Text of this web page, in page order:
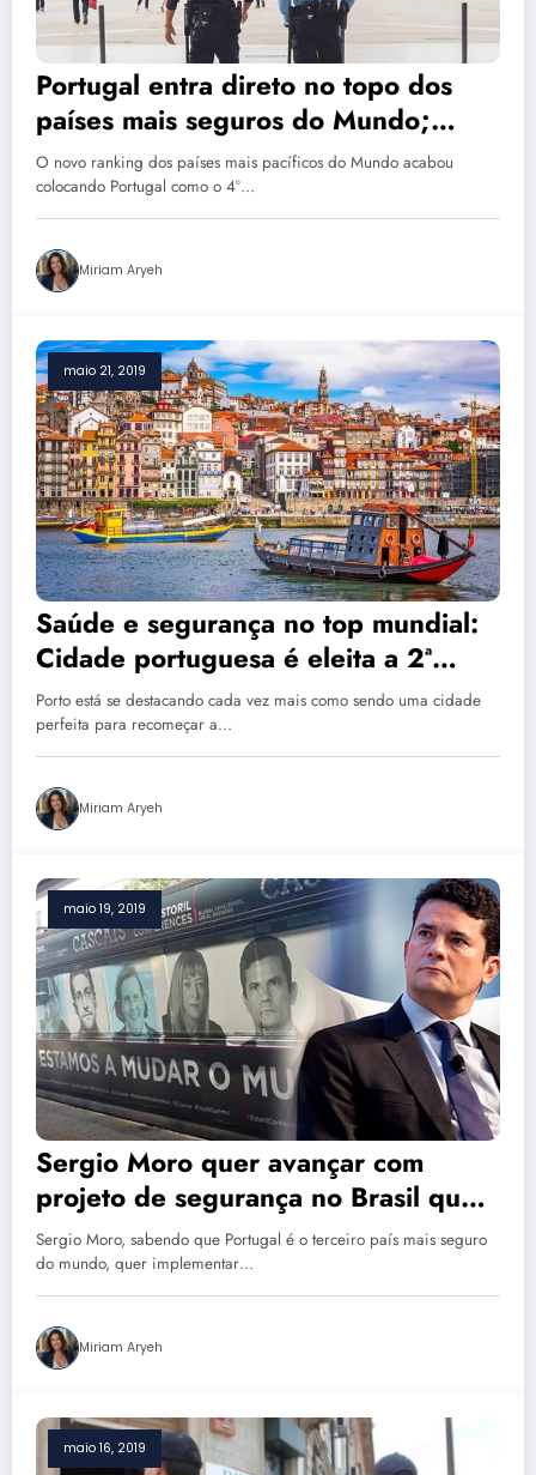
Portugal entra direto no topo dos
países mais seguros do Mundo;
entenda os motivos
O novo ranking dos países mais pacíficos do Mundo acabou
colocando Portugal como o 4º…
Miriam Aryeh
maio 21, 2019
Saúde e segurança no top mundial:
Cidade portuguesa é eleita a 2ª
melhor para viver no Mundo
Porto está se destacando cada vez mais como sendo uma cidade
perfeita para recomeçar a…
Miriam Aryeh
maio 19, 2019
Sergio Moro quer avançar com
projeto de segurança no Brasil que
deu ruim em Portugal
Sergio Moro, sabendo que Portugal é o terceiro país mais seguro
do mundo, quer implementar…
Miriam Aryeh
maio 16, 2019